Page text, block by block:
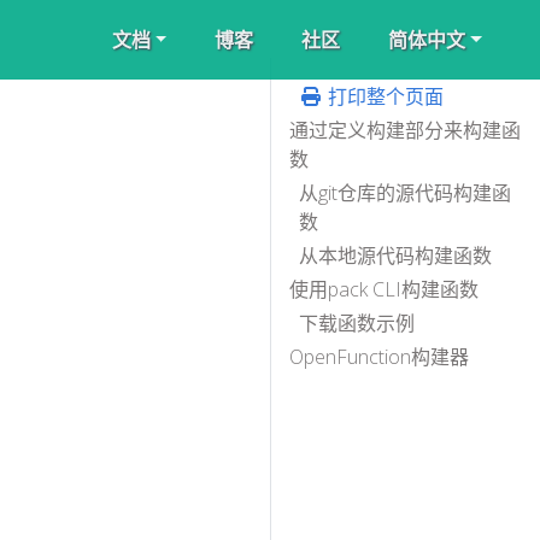
文档 博客 社区 简体中文
打印整个页面
通过定义构建部分来构建函
数
从git仓库的源代码构建函
数
从本地源代码构建函数
使用pack CLI构建函数
下载函数示例
OpenFunction构建器